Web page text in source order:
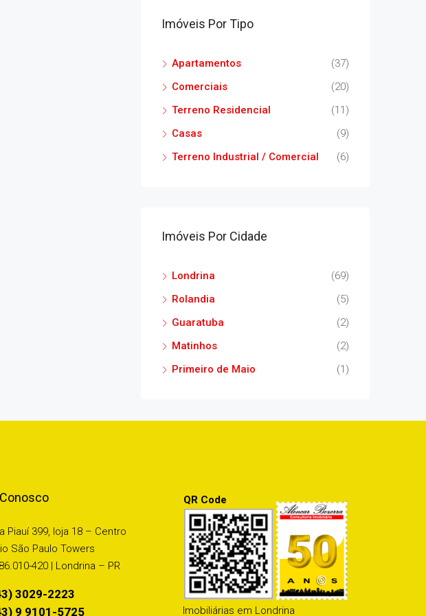
Imóveis Por Tipo
Apartamentos
(37)
Comerciais
(20)
Terreno Residencial
(11)
Casas
(9)
Terreno Industrial / Comercial
(6)
Imóveis Por Cidade
Londrina
(69)
Rolandia
(5)
Guaratuba
(2)
Matinhos
(2)
Primeiro de Maio
(1)
Piauí 399, loja 18 – Centro
São Paulo Towers
420 | Londrina – PR
3029-2223
9 9101-5725
QR Code
Imobiliárias em Londrina